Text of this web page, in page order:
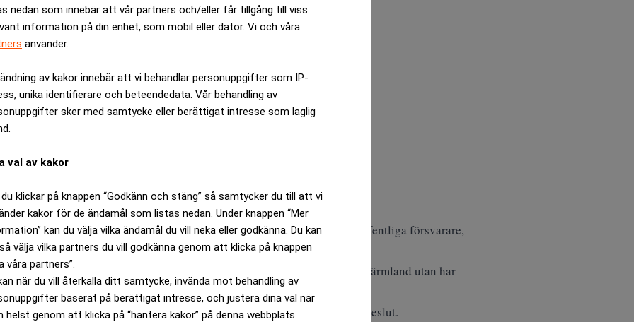
nedan som innebär att vår partners och/eller får tillgång till viss
information på din enhet, som mobil eller dator. Vi och våra
använder.
av kakor innebär att vi behandlar personuppgifter som IP-
unika identifierare och beteendedata. Vår behandling av
sker med samtycke eller berättigat intresse som laglig
val av kakor
klickar på knappen “Godkänn och stäng” så samtycker du till att vi
kakor för de ändamål som listas nedan. Under knappen “Mer
kan du välja vilka ändamål du vill neka eller godkänna. Du kan
välja vilka partners du vill godkänna genom att klicka på knappen
våra partners”.
när du vill återkalla ditt samtycke, invända mot behandling av
baserat på berättigat intresse, och justera dina val när
helst genom att klicka på “hantera kakor” på denna webbplats.
Stockholmsadvokaterna Thomas Martinson och Johan Eriksson som offentliga försvarare,
Juridik.
vid internatskolan Lundsberg vill försvaras av advokater från Värmland utan har
och Johan Eriksson som sina offentliga försvarare.
men JK säger alltså nej och har valt att överklaga domstolens beslut.